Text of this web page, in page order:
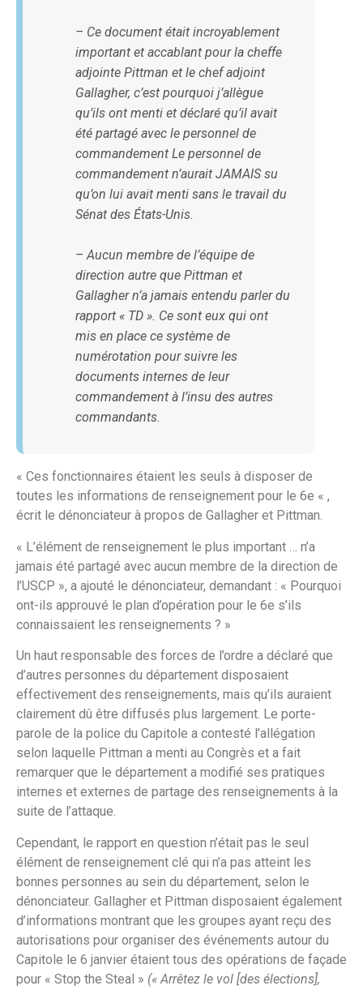
– Ce document était incroyablement
important et accablant pour la cheffe
adjointe Pittman et le chef adjoint
Gallagher, c’est pourquoi j’allègue
qu’ils ont menti et déclaré qu’il avait
été partagé avec le personnel de
commandement Le personnel de
commandement n’aurait JAMAIS su
qu’on lui avait menti sans le travail du
Sénat des États-Unis.
– Aucun membre de l’équipe de
direction autre que Pittman et
Gallagher n’a jamais entendu parler du
rapport « TD ». Ce sont eux qui ont
mis en place ce système de
numérotation pour suivre les
documents internes de leur
commandement à l’insu des autres
commandants.
« Ces fonctionnaires étaient les seuls à disposer de
toutes les informations de renseignement pour le 6e « ,
écrit le dénonciateur à propos de Gallagher et Pittman.
« L’élément de renseignement le plus important … n’a
jamais été partagé avec aucun membre de la direction de
l’USCP », a ajouté le dénonciateur, demandant : « Pourquoi
ont-ils approuvé le plan d’opération pour le 6e s’ils
connaissaient les renseignements ? »
Un haut responsable des forces de l’ordre a déclaré que
d’autres personnes du département disposaient
effectivement des renseignements, mais qu’ils auraient
clairement dû être diffusés plus largement. Le porte-
parole de la police du Capitole a contesté l’allégation
selon laquelle Pittman a menti au Congrès et a fait
remarquer que le département a modifié ses pratiques
internes et externes de partage des renseignements à la
suite de l’attaque.
Cependant, le rapport en question n’était pas le seul
élément de renseignement clé qui n’a pas atteint les
bonnes personnes au sein du département, selon le
dénonciateur. Gallagher et Pittman disposaient également
d’informations montrant que les groupes ayant reçu des
autorisations pour organiser des événements autour du
Capitole le 6 janvier étaient tous des opérations de façade
pour « Stop the Steal » (« Arrêtez le vol [des élections],